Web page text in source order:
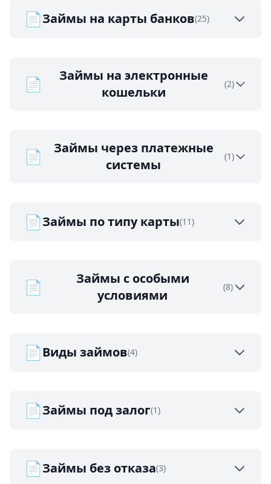
📄Займы на карты банков(25)
📄
Займы на электронные
кошельки
(2)
📄
Займы через платежные
системы
(1)
📄Займы по типу карты(11)
📄
Займы с особыми
условиями
(8)
📄Виды займов(4)
📄Займы под залог(1)
📄Займы без отказа(3)